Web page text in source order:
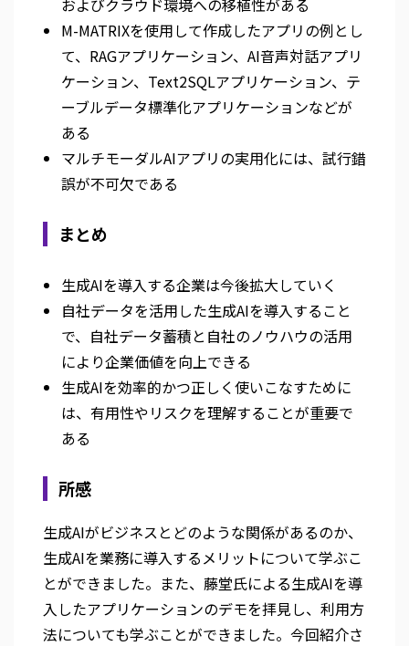
M-MATRIXを使用して作成したアプリの例とし
て、RAGアプリケーション、AI音声対話アプリ
ケーション、Text2SQLアプリケーション、テ
ーブルデータ標準化アプリケーションなどが
ある
マルチモーダルAIアプリの実用化には、試行錯
誤が不可欠である
まとめ
生成AIを導入する企業は今後拡大していく
自社データを活用した生成AIを導入すること
で、自社データ蓄積と自社のノウハウの活用
により企業価値を向上できる
生成AIを効率的かつ正しく使いこなすために
は、有用性やリスクを理解することが重要で
ある
所感
生成AIがビジネスとどのような関係があるのか、
生成AIを業務に導入するメリットについて学ぶこ
とができました。また、藤堂氏による生成AIを導
入したアプリケーションのデモを拝見し、利用方
法についても学ぶことができました。今回紹介さ